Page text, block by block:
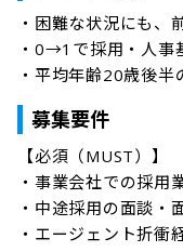
・困難な状況にも、
・0→1で採用・人事
・平均年齢20歳後
募集要件
【必須（MUST）】
・事業会社での採用
・中途採用の面談・
・エージェント折衝